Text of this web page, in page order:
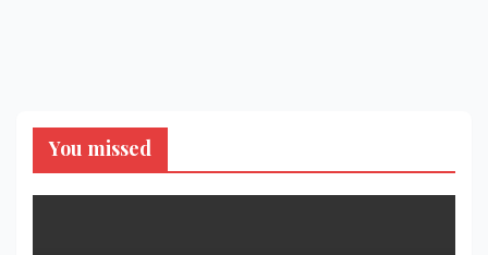
You missed